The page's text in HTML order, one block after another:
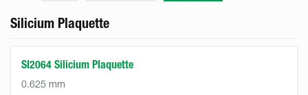
Silicium Plaquette
SI2064 Silicium Plaquette
0.625 mm